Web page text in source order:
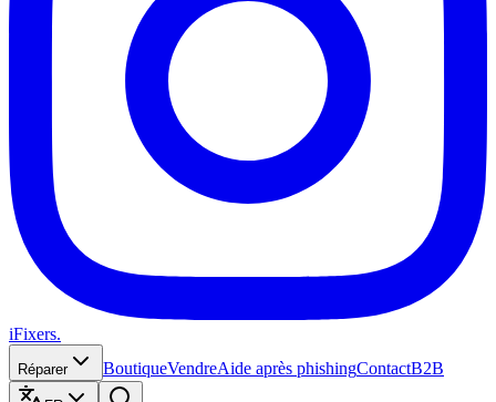
iFixers.
Réparer BoutiqueVendreAide après phishingContactB2B